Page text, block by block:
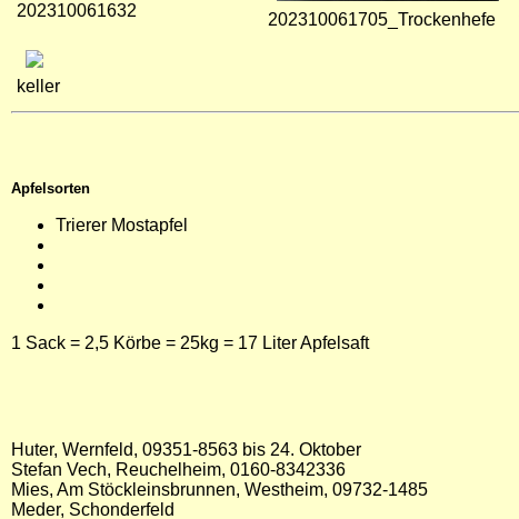
202310061632
202310061705_Trockenhefe
keller
Apfelsorten
Trierer Mostapfel
1 Sack = 2,5 Körbe = 25kg = 17 Liter Apfelsaft
Huter, Wernfeld, 09351-8563 bis 24. Oktober
Stefan Vech, Reuchelheim, 0160-8342336
Mies, Am Stöckleinsbrunnen, Westheim, 09732-1485
Meder, Schonderfeld